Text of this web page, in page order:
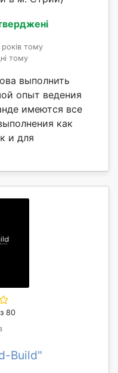
тому
тому
выполнить
опыт ведения
имеются все
как
и для
80
Build"